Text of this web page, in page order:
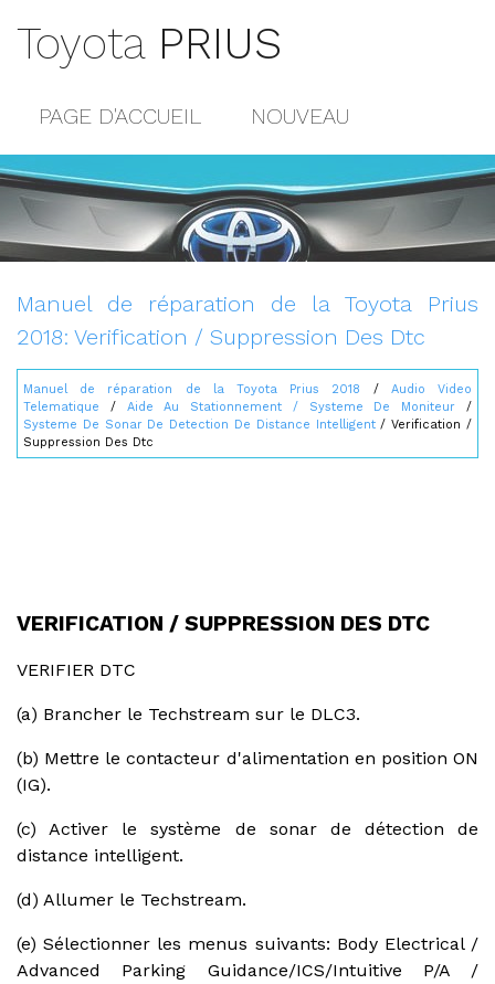
Toyota PRIUS
PAGE D'ACCUEIL NOUVEAU
POPULAIRE
CONTACTS
Manuel de réparation de la Toyota Prius
2018: Verification / Suppression Des Dtc
Manuel de réparation de la Toyota Prius 2018 / Audio Video
Telematique / Aide Au Stationnement / Systeme De Moniteur /
Systeme De Sonar De Detection De Distance Intelligent/ Verification /
Suppression Des Dtc
VERIFICATION / SUPPRESSION DES DTC
VERIFIER DTC
(a) Brancher le Techstream sur le DLC3.
(b) Mettre le contacteur d'alimentation en position ON
(IG).
(c) Activer le système de sonar de détection de
distance intelligent.
(d) Allumer le Techstream.
(e) Sélectionner les menus suivants: Body Electrical /
Advanced Parking Guidance/ICS/Intuitive P/A /